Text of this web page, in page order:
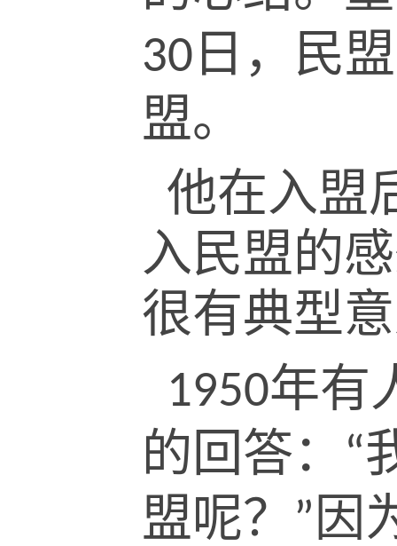
30 日，民
盟。
他在入盟
入民盟的
很有典型
1950年有
的回答：
“
盟呢？ ” 因